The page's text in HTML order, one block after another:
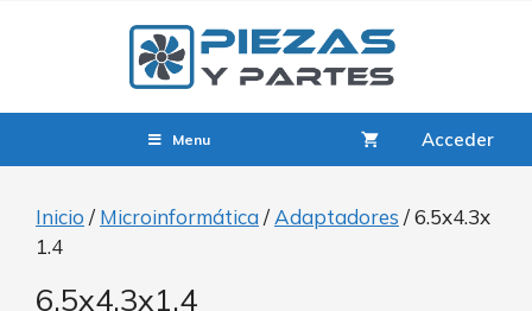
Menu Acceder
Inicio / Microinformática/Adaptadores / 6.5x4.3x
1.4
6.5x4.3x1.4